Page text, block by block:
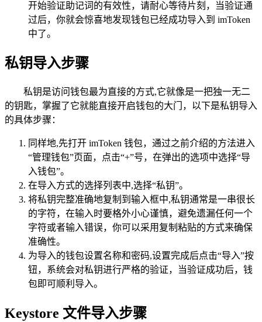
开始验证助记词的有效性，请耐心等待片刻，当验证通
过后，你就会惊喜地发现钱包已经成功导入到 imToken
中了。
私钥导入步骤
私钥是访问钱包最为直接的方式,它就像是一把独一无二
的钥匙，掌握了它就能直接开启钱包的大门，以下是私钥导入
的具体步骤：
同样地,先打开 imToken 钱包，通过之前介绍的方法进入
“管理钱包”页面，点击“+”号，在弹出的选项中选择“导
入钱包”。
在导入方式的选择列表中,选择“私钥”。
将私钥完整准确地复制到输入框中,私钥通常是一串很长
的字符，在输入时要格外小心谨慎，避免遗漏任何一个
字符或者输入错误，你可以采用复制粘贴的方式来确保
准确性。
为导入的钱包设置名称和密码,设置完成后点击“导入”按
钮，系统会对私钥进行严格的验证，当验证成功后，钱
包即可顺利导入。
Keystore 文件导入步骤